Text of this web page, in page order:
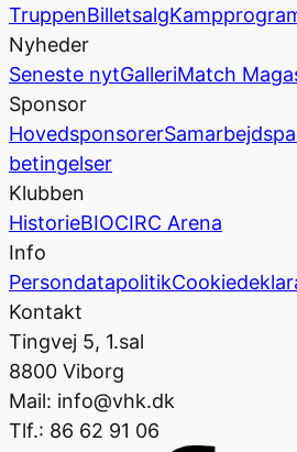
TruppenBilletsalg
Nyheder
Seneste nytGalleriMatch
Sponsor
Hovedsponsorer
betingelser
Klubben
HistorieBIOCIRC Arena
Info
Persondatapolitik
Kontakt
Tingvej 5, 1.sal
8800 Viborg
Mail: info@vhk.dk
Tlf.: 86 62 91 06